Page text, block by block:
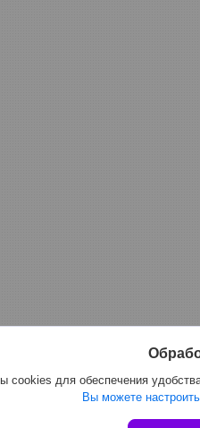
для обеспечения
Вы можете